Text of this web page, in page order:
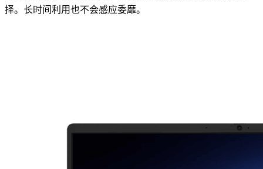
择。长时间利用也不会感应委靡。